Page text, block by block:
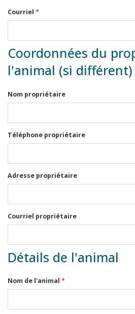
Courriel *
Coordonnées du
l'animal (si différent)
Nom propriétaire
Téléphone propriétaire
Adresse propriétaire
Courriel propriétaire
Détails de l'animal
Nom de l'animal *